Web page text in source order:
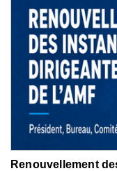
Renouvellement